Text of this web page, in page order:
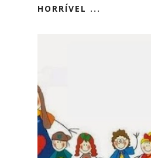
HORRÍVEL ...